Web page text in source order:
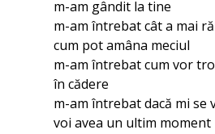
m-am gândit la tine
m-am întrebat cât a mai
cum pot amâna meciul
m-am întrebat cum vor
în cădere
m-am întrebat dacă mi se
voi avea un ultim